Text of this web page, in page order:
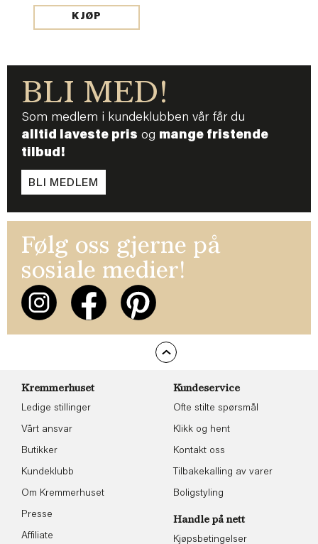
KJØP
BLI MED!
Som medlem i kundeklubben vår får du
alltid laveste pris og mange fristende
tilbud!
BLI MEDLEM
Følg oss gjerne på
sosiale medier!
Kremmerhuset
Ledige stillinger
Vårt ansvar
Butikker
Kundeklubb
Om Kremmerhuset
Presse
Affiliate
Kundeservice
Ofte stilte spørsmål
Klikk og hent
Kontakt oss
Tilbakekalling av varer
Boligstyling
Handle på nett
Kjøpsbetingelser